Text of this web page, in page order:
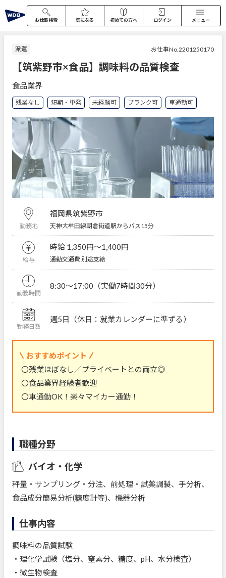
お仕事検索 気になる 初めての方へ ログイン メニュー
派遣 お仕事No.2201250170
【筑紫野市×食品】調味料の品質検査
食品業界
残業なし 短期・単発 未経験可 ブランク可 車通勤可
勤務地
福岡県筑紫野市
天神大牟田線朝倉街道駅からバス15分
給与
時給 1,350円〜1,400円
通勤交通費 別途支給
勤務時間
8:30～17:00（実働7時間30分）
勤務日数
週5日（休日：就業カレンダーに準ずる）
おすすめポイント
〇残業ほぼなし／プライベートとの両立◎
〇食品業界経験者歓迎
〇車通勤OK！楽々マイカー通勤！
職種分野
バイオ・化学
秤量・サンプリング・分注、前処理・試薬調製、手分析、
食品成分簡易分析(糖度計等)、機器分析
仕事内容
調味料の品質試験
・理化学試験（塩分、窒素分、糖度、pH、水分検査）
・微生物検査